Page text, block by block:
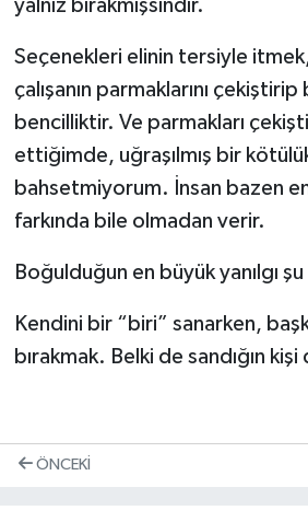
yalnız bırakmışsındır.
Seçenekleri elinin tersiyle
çalışanın parmaklarını çekiştirip
bencilliktir. Ve parmakları
ettiğimde, uğraşılmış bir
bahsetmiyorum. İnsan bazen
farkında bile olmadan verir.
Boğulduğun en büyük yanılgı
Kendini bir “biri” sanarken,
bırakmak. Belki de sandığın
ÖNCEKI